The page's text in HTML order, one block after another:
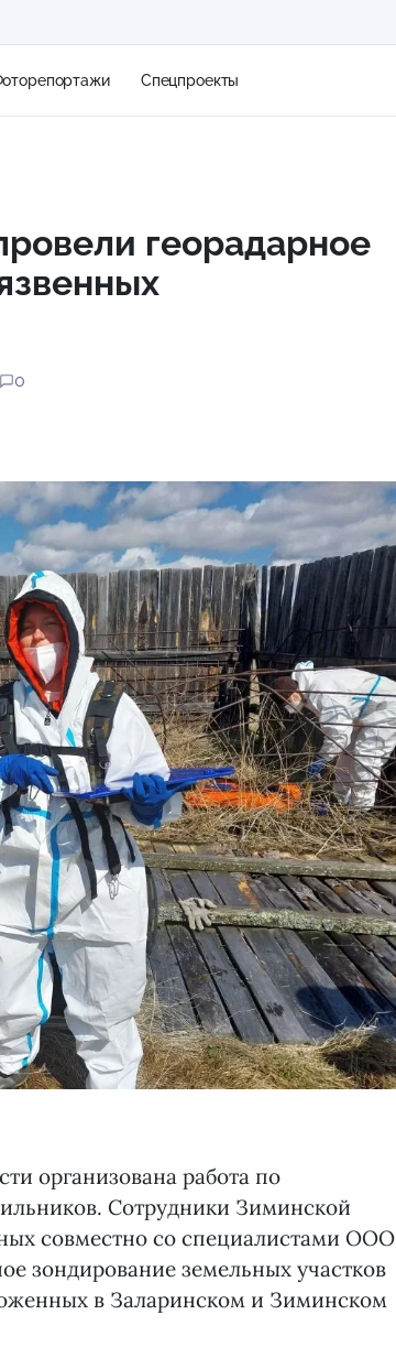
Спецпроекты
5 м/с
георадарное
0
организована работа по
Сотрудники Зиминской
совместно со специалистами ООО
зондирование земельных участков
в Заларинском и Зиминском